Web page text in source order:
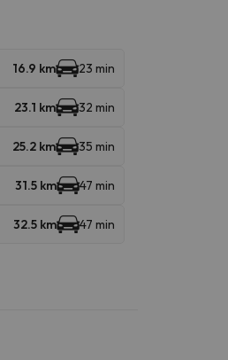
16.9 km 23 min
23.1 km 32 min
25.2 km 35 min
31.5 km 47 min
32.5 km 47 min